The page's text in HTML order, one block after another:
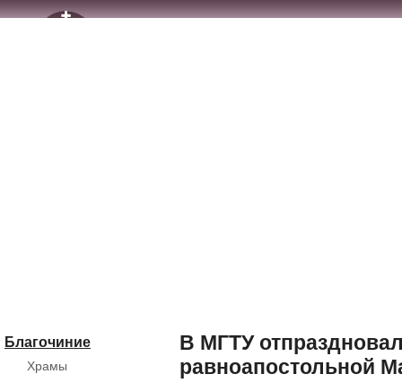
Благочиние
Храмы
В МГТУ
равноапостольной